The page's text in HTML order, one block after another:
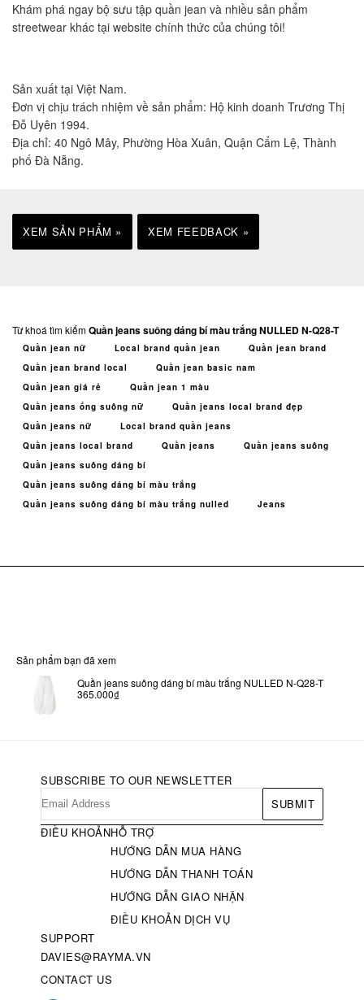
Khám phá ngay bộ sưu tập quần jean và nhiều sản phẩm
streetwear khác tại website chính thức của chúng tôi!
Sản xuất tại Việt Nam.
Đơn vị chịu trách nhiệm về sản phẩm: Hộ kinh doanh Trương Thị
Đỗ Uyên 1994.
Địa chỉ: 40 Ngô Mây, Phường Hòa Xuân, Quận Cẩm Lệ, Thành
phố Đà Nẵng.
XEM SẢN PHẨM » XEM FEEDBACK »
Từ khoá tìm kiếmQuần jeans suông dáng bí màu trắng NULLED N-Q28-T
Quần jean nữ Local brand quần jean
Quần jean brand
Quần jean brand local
Quần jean basic nam
Quần jean giá rẻ
Quần jean 1 màu
Quần jeans ống suông nữ
Quần jeans local brand đẹp
Quần jeans nữ
Local brand quần jeans
Quần jeans local brand
Quần jeans
Quần jeans suông
Quần jeans suông dáng bí
Quần jeans suông dáng bí màu trắng
Quần jeans suông dáng bí màu trắng nulled
Jeans
Sản phẩm bạn đã xem
Quần jeans suông dáng bí màu trắng NULLED N-Q28-T
365.000₫
SUBSCRIBE TO OUR NEWSLETTER
SUBMIT
ĐIỀU KHOẢNHỖ TRỢ
HƯỚNG DẪN MUA HÀNG
HƯỚNG DẪN THANH TOÁN
HƯỚNG DẪN GIAO NHẬN
ĐIỀU KHOẢN DỊCH VỤ
SUPPORT
DAVIES@RAYMA.VN
CONTACT US